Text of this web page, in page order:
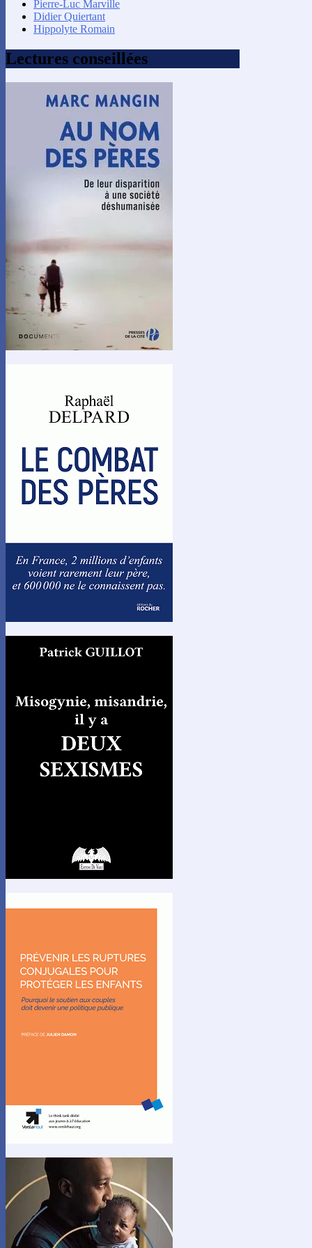
Pierre-Luc Marville
Didier Quiertant
Hippolyte Romain
Lectures conseillées